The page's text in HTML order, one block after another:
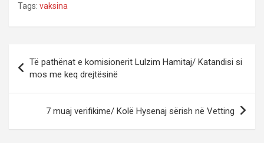
Tags: vaksina
s
n
Të pathënat e komisionerit Lulzim Hamitaj/ Katandisi si
mos me keq drejtësinë
7 muaj verifikime/ Kolë Hysenaj sërish në Vetting